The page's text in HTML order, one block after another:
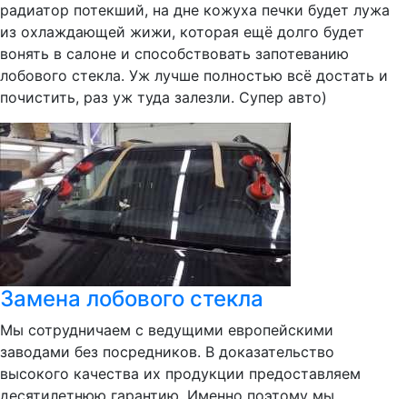
радиатор потекший, на дне кожуха печки будет лужа
из охлаждающей жижи, которая ещё долго будет
вонять в салоне и способствовать запотеванию
лобового стекла. Уж лучше полностью всё достать и
почистить, раз уж туда залезли. Супер авто)
Замена лобового стекла
Мы сотрудничаем с ведущими европейскими
заводами без посредников. В доказательство
высокого качества их продукции предоставляем
десятилетнюю гарантию. Именно поэтому мы